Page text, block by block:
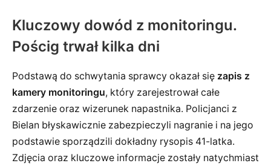
Kluczowy dowód z monitoringu.
Pościg trwał kilka dni
Podstawą do schwytania sprawcy okazał się zapis z
kamery monitoringu, który zarejestrował całe
zdarzenie oraz wizerunek napastnika. Policjanci z
Bielan błyskawicznie zabezpieczyli nagranie i na jego
podstawie sporządzili dokładny rysopis 41-latka.
Zdjęcia oraz kluczowe informacje zostały natychmiast